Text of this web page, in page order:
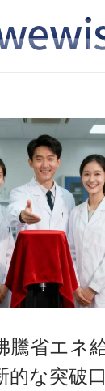
转
航
跳
容
騰省エネ
的な突破口